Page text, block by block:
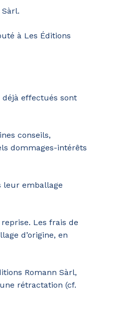
à Les Éditions
effectués sont
conseils,
dommages-intérêts
leur emballage
Les frais de
d’origine, en
Romann Sàrl,
rétractation (cf.